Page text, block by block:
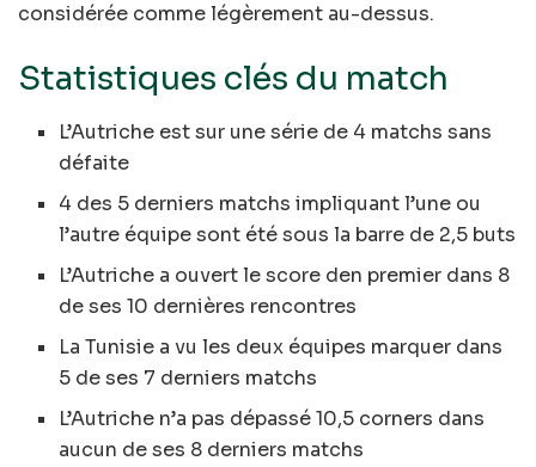
considérée comme légèrement au-dessus.
Statistiques clés du match
L’Autriche est sur une série de 4 matchs sans
défaite
4 des 5 derniers matchs impliquant l’une ou
l’autre équipe sont été sous la barre de 2,5 buts
L’Autriche a ouvert le score den premier dans 8
de ses 10 dernières rencontres
La Tunisie a vu les deux équipes marquer dans
5 de ses 7 derniers matchs
L’Autriche n’a pas dépassé 10,5 corners dans
aucun de ses 8 derniers matchs